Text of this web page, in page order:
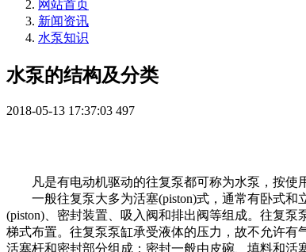
网站首页
新闻资讯
水泵知识
水泵的结构及分类
2018-05-13 17:37:03 497
凡是有电动机驱动的往复泵都可称为水泵，按使用
一般往复泵大多为活塞(piston)式，通常有卧式和
(piston)、密封装置、吸入阀和排出阀等组成。往复
梯式布置。往复泵泵缸承受液体的压力，故不允许有
活塞杆和密封部分组成：密封一般由皮碗、填料和活